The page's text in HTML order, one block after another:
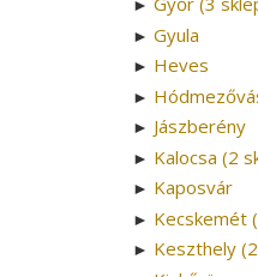
►
► Gyula
► Heves
►
► Jászberény
► Kalocsa (2
► Kaposvár
► Kecskemét
► Keszthely